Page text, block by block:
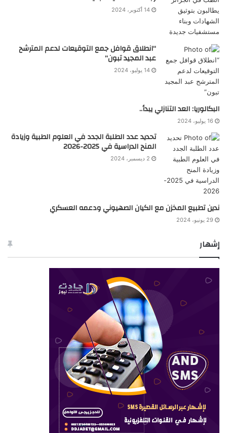
14 أكتوبر، 2024
“انطلاق قوافل جمع التوقيعات لدعم المترشح
عبد المجيد تبون”
14 يوليو، 2024
البكالوريا: العد التنازلي يبدأ..
16 يوليو، 2024
تحديد عدد الطلبة الجدد في العلوم الطبية وزيادة
المنح الدراسية في 2025-2026
2 ديسمبر، 2024
ندين تطبيع المخزن مع الكيان الصهيوني ودعمه العسكري
29 يونيو، 2024
إشهار